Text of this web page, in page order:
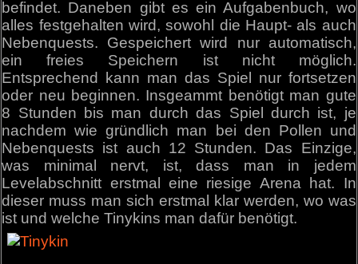
befindet. Daneben gibt es ein Aufgabenbuch, wo
alles festgehalten wird, sowohl die Haupt- als auch
Nebenquests. Gespeichert wird nur automatisch,
ein freies Speichern ist nicht möglich.
Entsprechend kann man das Spiel nur fortsetzen
oder neu beginnen. Insgeammt benötigt man gute
8 Stunden bis man durch das Spiel durch ist, je
nachdem wie gründlich man bei den Pollen und
Nebenquests ist auch 12 Stunden. Das Einzige,
was minimal nervt, ist, dass man in jedem
Levelabschnitt erstmal eine riesige Arena hat. In
dieser muss man sich erstmal klar werden, wo was
ist und welche Tinykins man dafür benötigt.